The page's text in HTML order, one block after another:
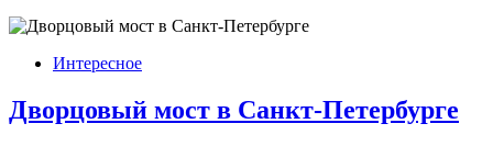
Интересное
Дворцовый мост в Санкт-Петербурге